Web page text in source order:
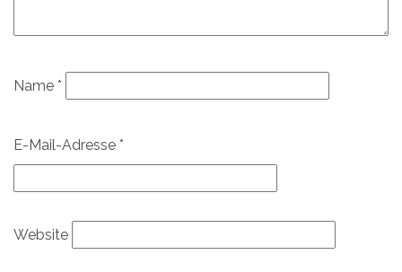
Name *
E-Mail-Adresse *
Website